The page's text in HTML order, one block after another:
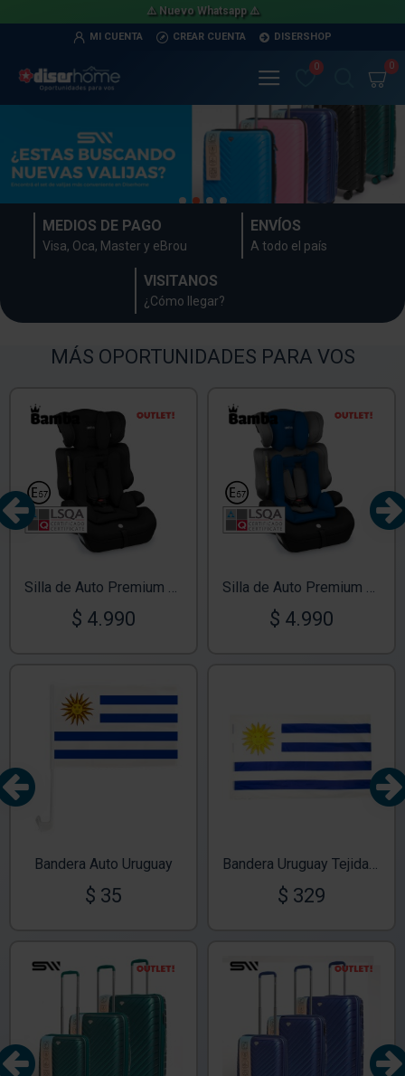
⚠️ Nuevo Whatsapp ⚠️
MI CUENTA CREAR CUENTA DISERSHOP
0 0
MEDIOS DE PAGO
Visa, Oca, Master y eBrou
ENVÍOS
A todo el país
VISITANOS
¿Cómo llegar?
MÁS OPORTUNIDADES PARA VOS
OUT
TEXTTRAN
TEX
Silla de Auto Premium 9-36Kg Negro Eclipse
$ 4.990
OUT
TEXTTRAN
TEX
Silla de Auto Premium 9-36Kg Azul Oceano
$ 4.990
Bandera Auto Uruguay
$ 35
Bandera Uruguay Tejida 150-90
$ 329
TEXTTRANSPARENTEOUT TEXTTRANSPARENTEOUT